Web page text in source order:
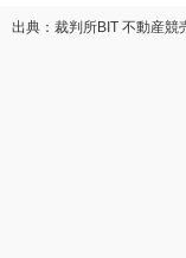
出典：裁判所BIT 不動産競